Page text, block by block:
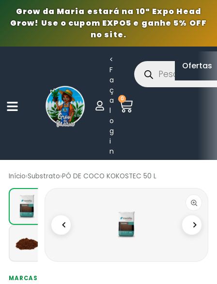
Grow da Maria estará na 10ª Expo Head
Grow! Use o cupom EXPO5 e ganhe 5% OFF
no site.
<
F
a
ç
a
l
o
g
i
n
0
Ofertas
Início›Substrato›PÓ DE COCO KOKOSTEC 50 L
MARCAS